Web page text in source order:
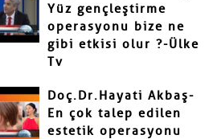
Yüz gençleştirme
operasyonu bize ne
gibi etkisi olur ?-Ülke
Tv
Doç.Dr.Hayati Akbaş-
En çok talep edilen
estetik operasyonu